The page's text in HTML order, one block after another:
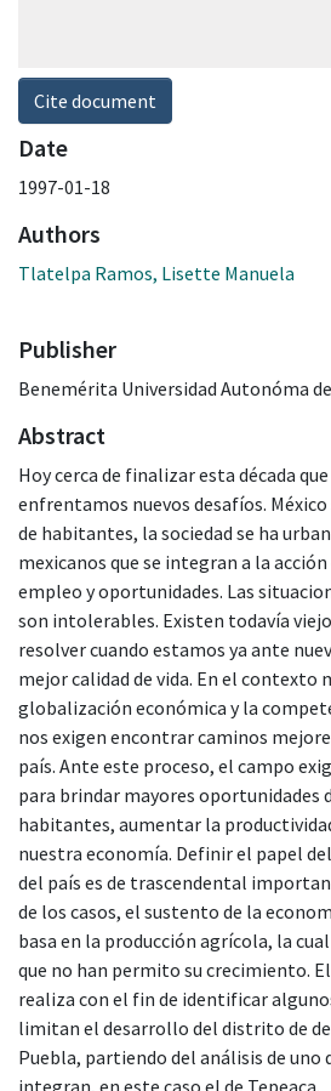
Cite document
Date
1997-01-18
Authors
Tlatelpa Ramos, Lisette Manuela
Publisher
Benemérita Universidad Autonóma
Abstract
Hoy cerca de finalizar esta década
enfrentamos nuevos desafíos.
de habitantes, la sociedad se ha
mexicanos que se integran a la
empleo y oportunidades. Las
son intolerables. Existen todavía
resolver cuando estamos ya ante
mejor calidad de vida. En el contexto
globalización económica y la
nos exigen encontrar caminos
país. Ante este proceso, el campo
para brindar mayores oportunidades
habitantes, aumentar la
nuestra economía. Definir el papel
del país es de trascendental
de los casos, el sustento de la
basa en la producción agrícola, la
que no han permito su crecimiento.
realiza con el fin de identificar
limitan el desarrollo del distrito de
Puebla, partiendo del análisis de uno
integran, en este caso el de Tepeaca.